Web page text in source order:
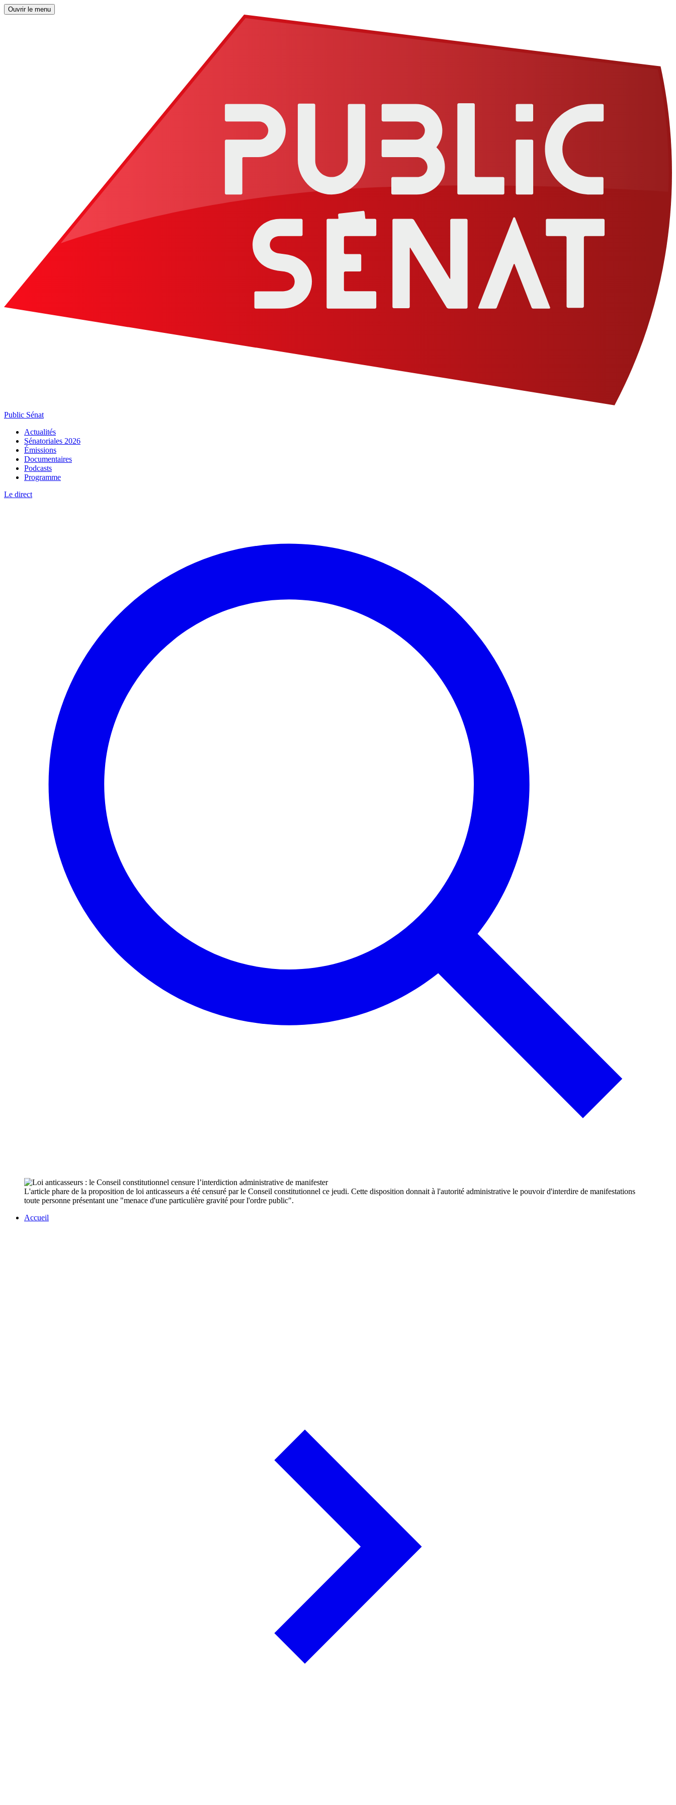
Ouvrir le menu
Public Sénat
Actualités
Sénatoriales 2026
Émissions
Documentaires
Podcasts
Programme
Le direct
L'article phare de la proposition de loi anticasseurs a été censuré par le Conseil constitutionnel ce jeudi. Cette disposition donnait à l'autorité administrative le pouvoir d'interdire de manifestations
toute personne présentant une "menace d'une particulière gravité pour l'ordre public".
Accueil